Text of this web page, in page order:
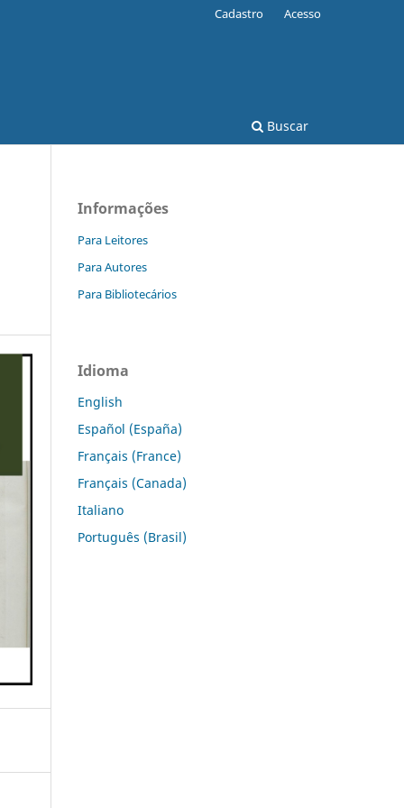
Buscar
Cadastro Acesso
Informações
Para Leitores
Para Autores
Para Bibliotecários
Idioma
English
Español (España)
Français (France)
Français (Canada)
Italiano
Português (Brasil)